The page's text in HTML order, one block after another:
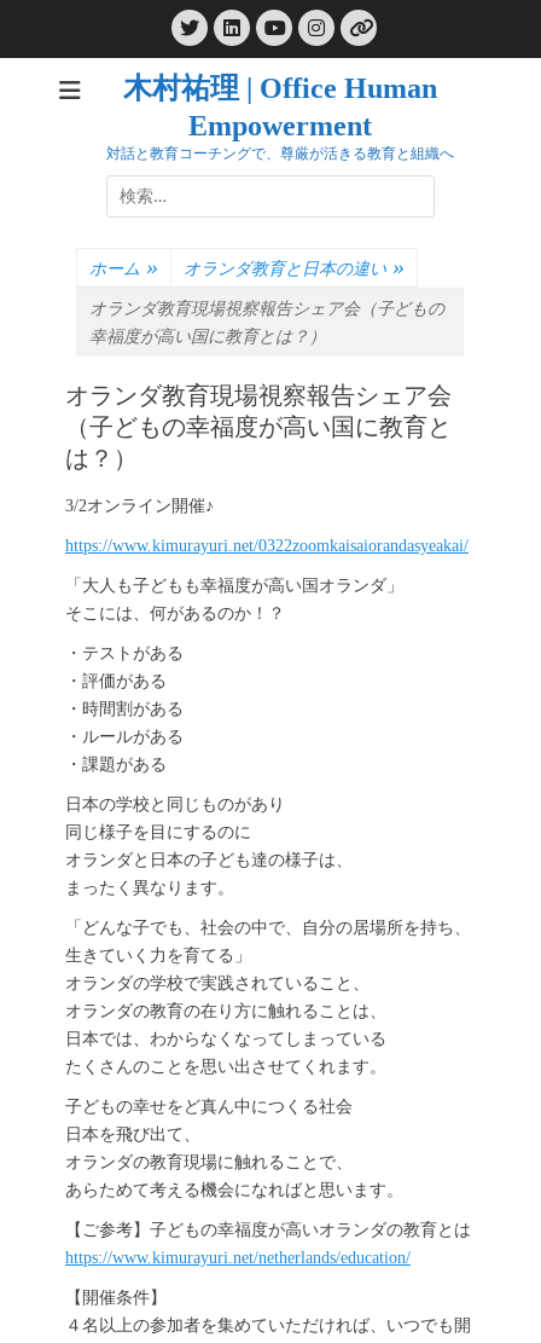
TwitterLinkedIn
YouTube
Instagram
リ
ン
ク
木村祐理 | Office Human
Empowerment
対話と教育コーチングで、尊厳が活きる教育と組織へ
検
索:
ホーム » オランダ教育と日本の違い »
オランダ教育現場視察報告シェア会（子どもの
幸福度が高い国に教育とは？）
オランダ教育現場視察報告シェア会
（子どもの幸福度が高い国に教育と
は？）
3/2オンライン開催♪
https://www.kimurayuri.net/0322zoomkaisaiorandasyeakai/
「大人も子どもも幸福度が高い国オランダ」
そこには、何があるのか！？
・テストがある
・評価がある
・時間割がある
・ルールがある
・課題がある
日本の学校と同じものがあり
同じ様子を目にするのに
オランダと日本の子ども達の様子は、
まったく異なります。
「どんな子でも、社会の中で、自分の居場所を持ち、
生きていく力を育てる」
オランダの学校で実践されていること、
オランダの教育の在り方に触れることは、
日本では、わからなくなってしまっている
たくさんのことを思い出させてくれます。
子どもの幸せをど真ん中につくる社会
日本を飛び出て、
オランダの教育現場に触れることで、
あらためて考える機会になればと思います。
【ご参考】子どもの幸福度が高いオランダの教育とは
https://www.kimurayuri.net/netherlands/education/
【開催条件】
４名以上の参加者を集めていただければ、いつでも開